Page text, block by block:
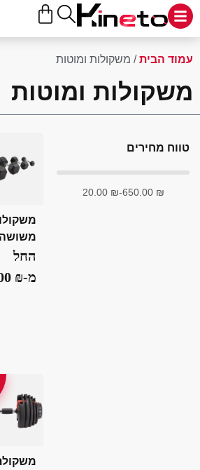
הבית/ משקולות ומוטות
ומוטות
מחירים
20.00₪ -650.00
משקולות יד
משושה
20.00
SALE
משקולת